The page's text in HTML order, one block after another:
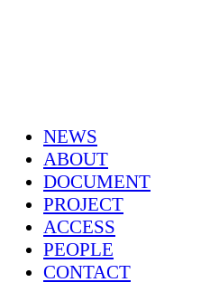
NEWS
ABOUT
DOCUMENT
PROJECT
ACCESS
PEOPLE
CONTACT